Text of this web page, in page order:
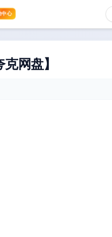
中心
网盘】